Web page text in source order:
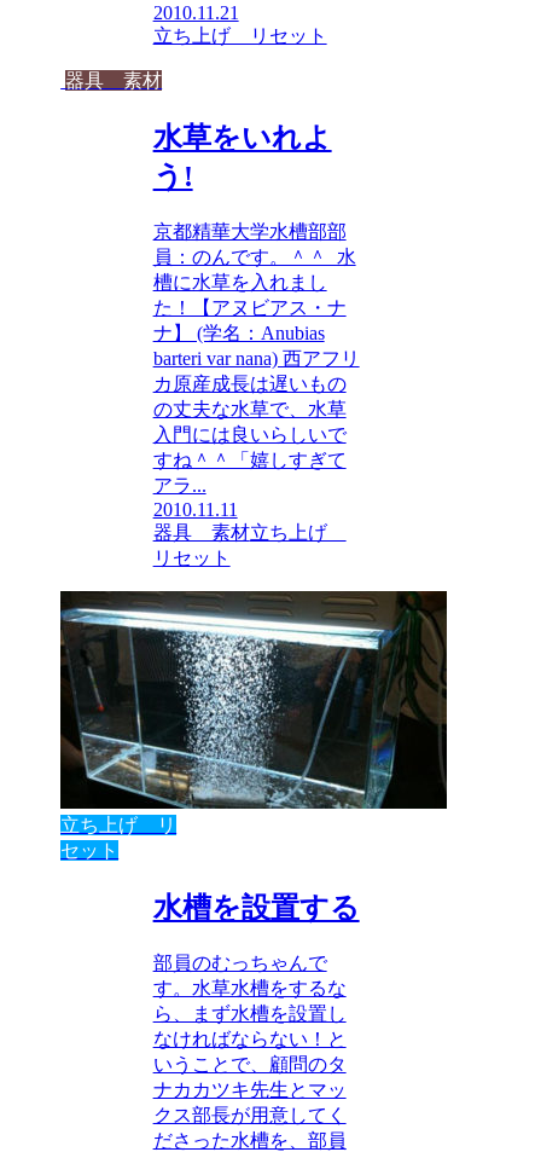
2010.11.21
立ち上げ リセット
器具 素材
水草をいれよ
う!
京都精華大学水槽部部
員：のんです。＾＾ 水
槽に水草を入れまし
た！【アヌビアス・ナ
ナ】 (学名：Anubias
barteri var nana) 西アフリ
カ原産成長は遅いもの
の丈夫な水草で、水草
入門には良いらしいで
すね＾＾「嬉しすぎて
アラ...
2010.11.11
器具 素材立ち上げ
リセット
立ち上げ リ
セット
水槽を設置する
部員のむっちゃんで
す。水草水槽をするな
ら、まず水槽を設置し
なければならない！と
いうことで、顧問のタ
ナカカツキ先生とマッ
クス部長が用意してく
ださった水槽を、部員